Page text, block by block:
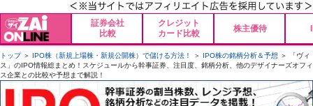
証券会社
比較
クレジット
カード比較
株主優待
トップ＞ IPO株（新規上場株・新規公開株）で儲ける方法！ ＞ IPO株の銘柄分析＆予想 ＞ 「ヴィ
ス」のIPO情報総まとめ！スケジュールから幹事証券、注目度、銘柄分析、他のデザイナーズオフィ
ス企業との比較や予想まで解説！